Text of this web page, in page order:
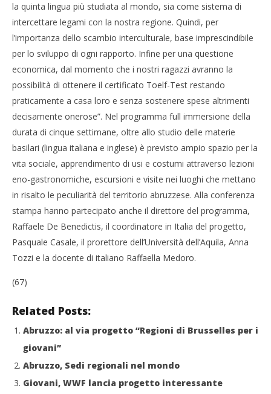
la quinta lingua più studiata al mondo, sia come sistema di
intercettare legami con la nostra regione. Quindi, per
l’importanza dello scambio interculturale, base imprescindibile
per lo sviluppo di ogni rapporto. Infine per una questione
economica, dal momento che i nostri ragazzi avranno la
possibilità di ottenere il certificato Toelf-Test restando
praticamente a casa loro e senza sostenere spese altrimenti
decisamente onerose”. Nel programma full immersione della
durata di cinque settimane, oltre allo studio delle materie
basilari (lingua italiana e inglese) è previsto ampio spazio per la
vita sociale, apprendimento di usi e costumi attraverso lezioni
eno-gastronomiche, escursioni e visite nei luoghi che mettano
in risalto le peculiarità del territorio abruzzese. Alla conferenza
stampa hanno partecipato anche il direttore del programma,
Raffaele De Benedictis, il coordinatore in Italia del progetto,
Pasquale Casale, il prorettore dell’Università dell’Aquila, Anna
Tozzi e la docente di italiano Raffaella Medoro.
(67)
Related Posts:
Abruzzo: al via progetto “Regioni di Brusselles per i
giovani”
Abruzzo, Sedi regionali nel mondo
Giovani, WWF lancia progetto interessante